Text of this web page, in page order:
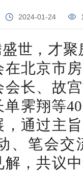
2024-01-24
世，才
北京市
长、故
霁翔等
，通过主
、笔会交
，共议